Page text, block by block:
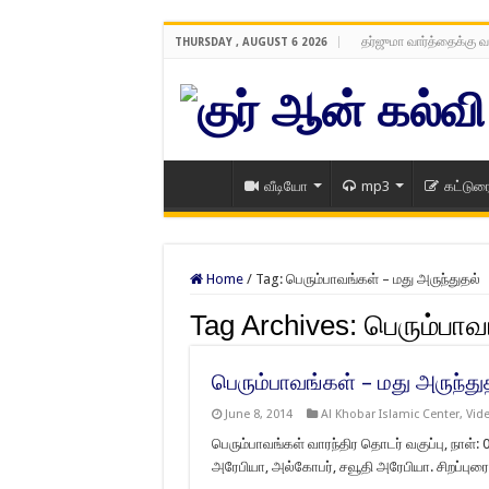
THURSDAY , AUGUST 6 2026 தர்ஜுமா வார்த்தைக்கு
வீடியோ mp3
Home / Tag: பெரும்பாவங்கள் – மது அருந்துதல்
Tag Archives:
பெரும்பாவங்கள் – மது
June 8, 2014 Al Khobar Islamic Center,
பெரும்பாவங்கள் வாரந்திர தொடர் வகுப்பு, நாள்:
அரேபியா, அல்கோபர், சவூதி அரேபியா.